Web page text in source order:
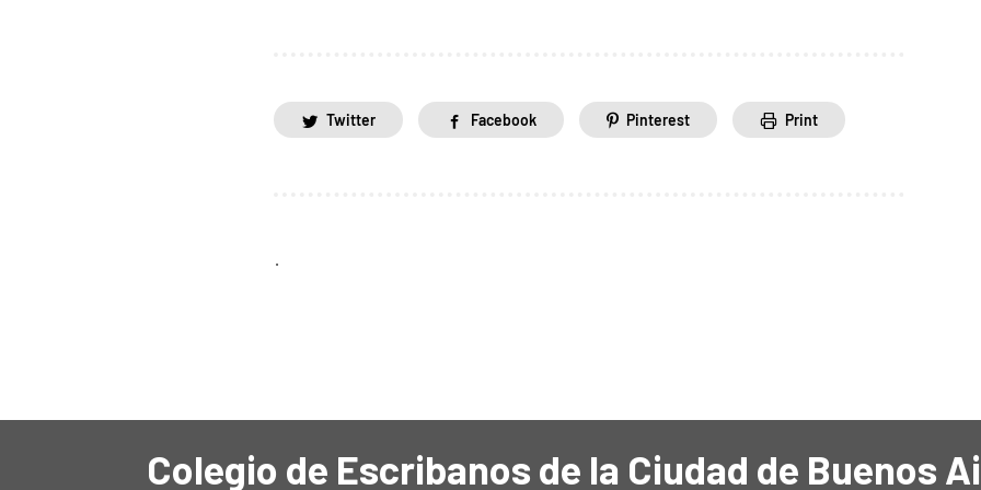
Twitter Facebook Pinterest Print
.
Colegio de Escribanos de la Ciudad de Buenos